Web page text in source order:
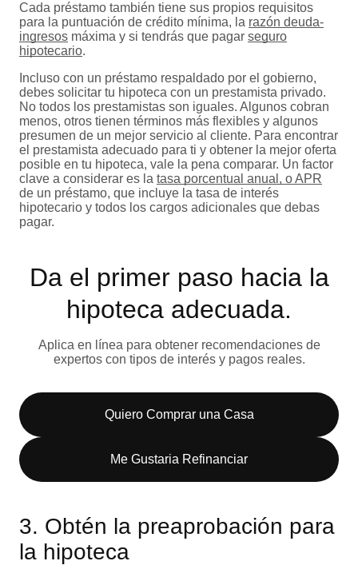
Cada préstamo también tiene sus propios requisitos
para la puntuación de crédito mínima, la razón deuda-
ingresos máxima y si tendrás que pagar seguro
hipotecario.
Incluso con un préstamo respaldado por el gobierno,
debes solicitar tu hipoteca con un prestamista privado.
No todos los prestamistas son iguales. Algunos cobran
menos, otros tienen términos más flexibles y algunos
presumen de un mejor servicio al cliente. Para encontrar
el prestamista adecuado para ti y obtener la mejor oferta
posible en tu hipoteca, vale la pena comparar. Un factor
clave a considerar es la tasa porcentual anual, o APR
de un préstamo, que incluye la tasa de interés
hipotecario y todos los cargos adicionales que debas
pagar.
Da el primer paso hacia la
hipoteca adecuada.
Aplica en línea para obtener recomendaciones de
expertos con tipos de interés y pagos reales.
Quiero Comprar una Casa
Me Gustaria Refinanciar
3. Obtén la preaprobación para
la hipoteca